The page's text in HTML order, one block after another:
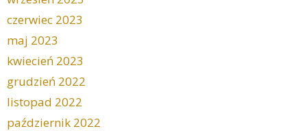
czerwiec 2023
maj 2023
kwiecień 2023
grudzień 2022
listopad 2022
październik 2022